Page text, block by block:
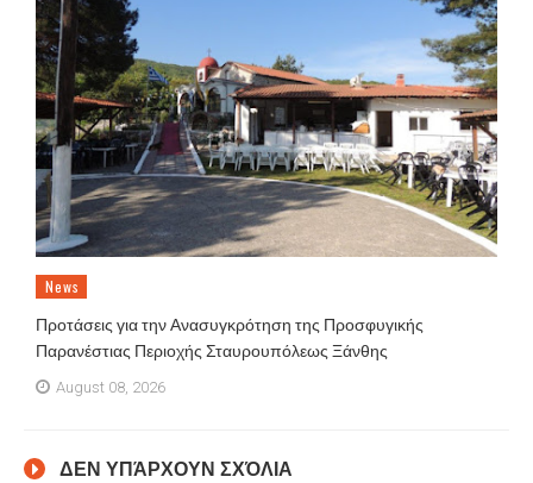
News
Προτάσεις για την Ανασυγκρότηση της Προσφυγικής
Παρανέστιας Περιοχής Σταυρουπόλεως Ξάνθης
August 08, 2026
ΔΕΝ ΥΠΆΡΧΟΥΝ ΣΧΌΛΙΑ